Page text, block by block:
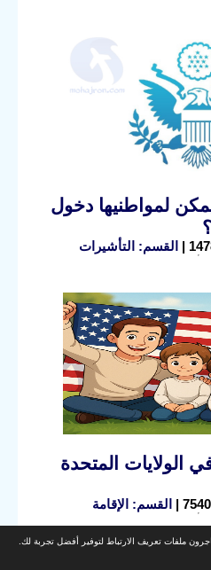
ملفات تعريف الارتباط لتوفير أفضل تجربة لك.
لمواطنيها دخول
القسم: التأشيرات
المتحدة
القسم: الإقامة